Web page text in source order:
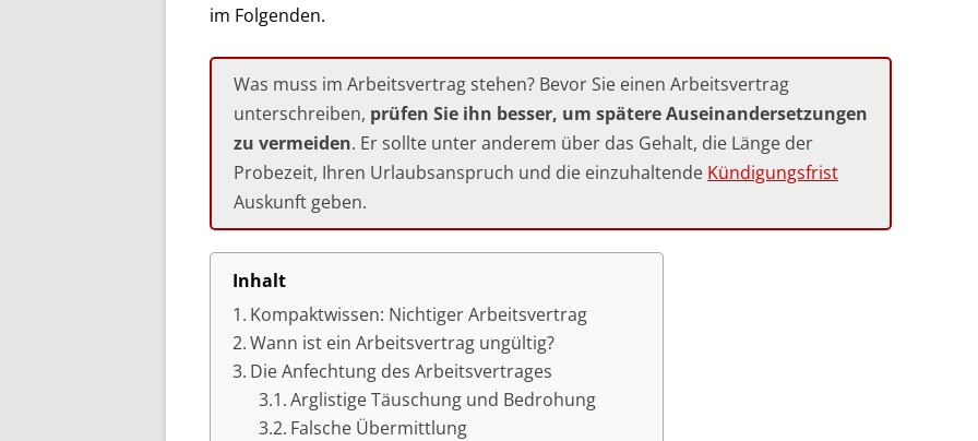
im Folgenden.
Was muss im Arbeitsvertrag stehen? Bevor Sie einen Arbeitsvertrag
unterschreiben, prüfen Sie ihn besser, um spätere Auseinandersetzungen
zu vermeiden. Er sollte unter anderem über das Gehalt, die Länge der
Probezeit, Ihren Urlaubsanspruch und die einzuhaltende Kündigungsfrist
Auskunft geben.
Inhalt
Kompaktwissen: Nichtiger Arbeitsvertrag
Wann ist ein Arbeitsvertrag ungültig?
Die Anfechtung des Arbeitsvertrages
Arglistige Täuschung und Bedrohung
Falsche Übermittlung